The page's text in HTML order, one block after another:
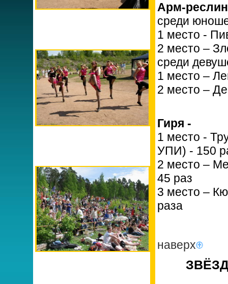
Арм-
среди
1 место -
2 место –
среди
1 место –
2 место –
Гиря -
1 место -
УПИ) - 150
2 место –
45 раз
3 место –
раза
наверх